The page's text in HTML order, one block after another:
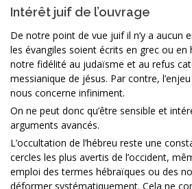
Intérêt juif de l’ouvrage
De notre point de vue juif il n’y a aucun
les évangiles soient écrits en grec ou en
notre fidélité au judaïsme et au refus
messianique de jésus. Par contre,
nous concerne infiniment.
On ne peut donc qu’être sensible et
arguments avancés.
L’occultation de l’hébreu reste une
cercles les plus avertis de l’occident,
emploi des termes hébraïques ou des
déformer systématiquement. Cela ne